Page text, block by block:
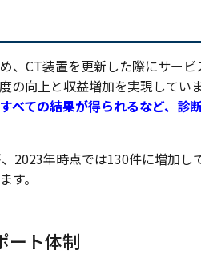
、CT装置を更新した際にサー
向上と収益増加を実現していま
べての結果が得られるなど、診
2023年時点では130件に増加し
す。
ート体制